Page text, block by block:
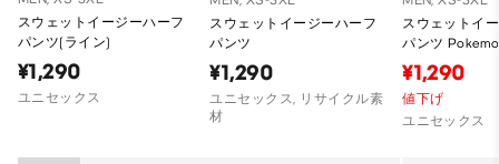
スウェットイージーハーフ
パンツ(ライン)
¥1,290
ユニセックス
スウェットイージーハーフ
パンツ
¥1,290
ユニセックス, リサイクル素
材
スウェットイ
パンツ
¥1,290
値下げ
ユニセックス